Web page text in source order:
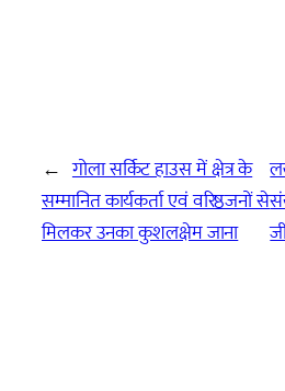
← गोला सर्किट हाउस में क्षेत्र के
सम्मानित कार्यकर्ता एवं वरिष्ठजनों से
मिलकर उनका कुशलक्षेम जाना